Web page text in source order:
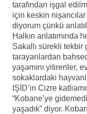
tarafından işgal
için keskin
diyorum çünkü
Halkın anlatımında
Sakallı sürekli tekbir
tarayanlardan
yaşamını yitirenler,
sokaklardaki
IŞİD’in Cizre
“Kobane’ye
yaşadık” diyor.